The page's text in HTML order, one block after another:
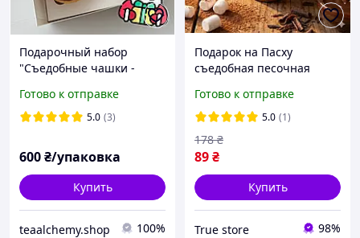
Подарочный набор
"Съедобные чашки -
маршмеллоу: кофе, чая,
горячего шоколада"
Готово к отправке
5.0 (3)
600₴/упаковка
Купить
teaalchemy.shop 100%
Подарок на Пасху
съедобная песочная
чашечка печенье из
которой можно пить
Готово к отправке
5.0 (1)
89₴
178 ₴
Купить
True store 98%